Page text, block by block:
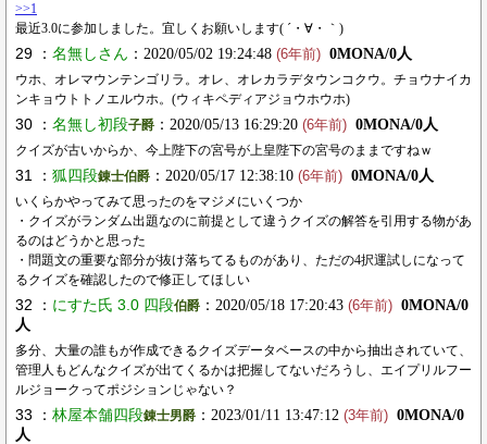
>>1
最近3.0に参加しました。宜しくお願いします( ´・∀・｀)
29 ： 名無しさん ：2020/05/02 19:24:48 (6年前) 0MONA/0人
ウホ、オレマウンテンゴリラ。オレ、オレカラデタウンコクウ。チョウナイカ
ンキョウトトノエルウホ。(ウィキペディアジョウホウホ)
30 ： 名無し初段子爵 ：2020/05/13 16:29:20 (6年前) 0MONA/0人
クイズが古いからか、今上陛下の宮号が上皇陛下の宮号のままですねｗ
31 ： 狐四段錬士伯爵 ：2020/05/17 12:38:10 (6年前) 0MONA/0人
いくらかやってみて思ったのをマジメにいくつか
・クイズがランダム出題なのに前提として違うクイズの解答を引用する物があ
るのはどうかと思った
・問題文の重要な部分が抜け落ちてるものがあり、ただの4択運試しになって
るクイズを確認したので修正してほしい
32 ： にすた氏 3.0 四段伯爵 ：2020/05/18 17:20:43 (6年前) 0MONA/0
人
多分、大量の誰もが作成できるクイズデータベースの中から抽出されていて、
管理人もどんなクイズが出てくるかは把握してないだろうし、エイプリルフー
ルジョークってポジションじゃない？
33 ： 林屋本舗四段錬士男爵 ：2023/01/11 13:47:12 (3年前) 0MONA/0
人